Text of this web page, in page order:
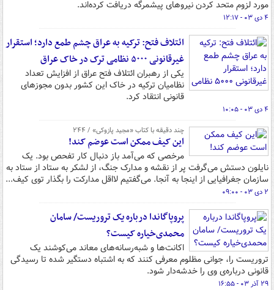
مورد لزوم متحد کردن نیروهای پیشمرگه دریافت کرده‌اند.
۴ دی ۰۳ - ۱۲:۱۷
ائتلاف فتح: ترکیه به عراق چشم طمع دارد؛ استقرار
غیرقانونی ۵۰۰۰ نظامی ترک در خاک عراق
یکی از رهبران ائتلاف فتح عراق از افزایش تعداد
نظامیان ترکیه در خاک این کشور بدون مجوزهای
قانونی انتقاد کرد.
۴ دی ۰۳ - ۱۰:۰۵
چند دقیقه با کتاب‌ «مجید پازوکی» / ۲۴۴
این کیف ممکن است عوضم کند!
مرخصی که می‌آمد باز دنبال کار تفحص بود. یک
نایلون دستش می‌گرفت پر از نقشه و مدارک جنگ، از لشکر به ستاد از ستاد به
سازمان جغرافیایی از اینجا به آنجا. می‌گفتیم لااقل مدارکت را بگذار توی کیف...
۲ دی ۰۳ - ۰۹:۰۰
پروپاگاندا درباره یک تروریست/ سامان
محمدی‌خیاره کیست؟
اکانت‌ها و شبه‌رسانه‌های معاند می‌کوشند یک
تروریست را، جوانی مظلوم معرفی کنند که به اشتباه دستگیر شده تا رسیدگی
قانونی درباره‌ی وی را خدشه‌دار شود.
۲۹ آذر ۰۳ - ۱۶:۵۵